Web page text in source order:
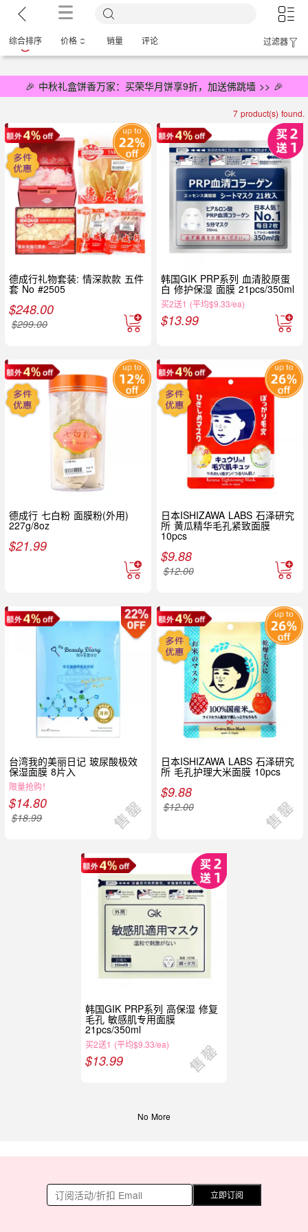
综合排序 价格 销量 评论 过滤器
🎉 中秋礼盒饼香万家：买荣华月饼享9折，加送佛跳墙 >> 🎉
7 product(s) found.
德成行礼物套装: 情深款款 五件
套 No #2505
$248.00
$299.00
韩国GIK PRP系列 血清胶原蛋
白 修护保湿 面膜 21pcs/350ml
买2送1 (平均$9.33/ea)
$13.99
德成行 七白粉 面膜粉(外用)
227g/8oz
$21.99
日本ISHIZAWA LABS 石泽研究
所 黄瓜精华毛孔紧致面膜
10pcs
$9.88
$12.00
台湾我的美丽日记 玻尿酸极效
保湿面膜 8片入
限量抢购！
$14.80
$18.99
日本ISHIZAWA LABS 石泽研究
所 毛孔护理大米面膜 10pcs
$9.88
$12.00
韩国GIK PRP系列 高保湿 修复
毛孔 敏感肌专用面膜
21pcs/350ml
买2送1 (平均$9.33/ea)
$13.99
No More
立即订阅